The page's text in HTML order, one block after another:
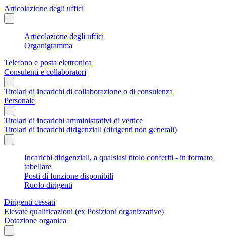
Articolazione degli uffici
Articolazione degli uffici
Organigramma
Telefono e posta elettronica
Consulenti e collaboratori
Titolari di incarichi di collaborazione o di consulenza
Personale
Titolari di incarichi amministrativi di vertice
Titolari di incarichi dirigenziali (dirigenti non generali)
Incarichi dirigenziali, a qualsiasi titolo conferiti - in formato
tabellare
Posti di funzione disponibili
Ruolo dirigenti
Dirigenti cessati
Elevate qualificazioni (ex Posizioni organizzative)
Dotazione organica